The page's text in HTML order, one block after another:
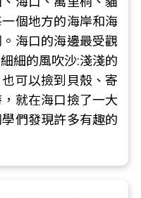
個地方的海岸和海
海口的海邊最受觀
細的風吹沙:淺淺的
可以撿到貝殼、寄
就在海口撿了一大
們發現許多有趣的